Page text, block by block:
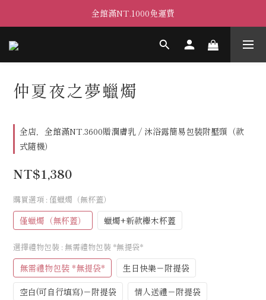
全館滿NT.1000免運費
仲夏夜之夢蠟燭
全店，全館滿NT.3600贈潤膚乳 / 沐浴露簡易包裝附壓頭（款
式隨機）
NT$1,380
購買選項 : 僅蠟燭（無杯蓋）
僅蠟燭（無杯蓋） 蠟燭+新款櫸木杯蓋
選擇禮物包裝 : 無需禮物包裝 *無提袋*
無需禮物包裝 *無提袋*
生日快樂－附提袋
空白(可自行填寫)－附提袋
情人送禮－附提袋